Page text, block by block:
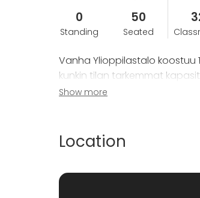
0
Standing
50
Seated
Vanha Ylioppilastalo koostuu
kunkin tilan tarkemmat
- Tiedekuntasali: 50hlö
- Musiikkisali: 100hlö
Show more
Location